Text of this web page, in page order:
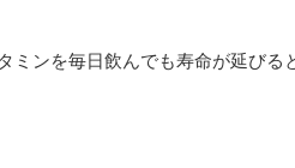
ミンを毎日飲んでも寿命が延び